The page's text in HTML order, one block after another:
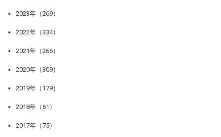
2023年（269）
2022年（334）
2021年（266）
2020年（309）
2019年（179）
2018年（61）
2017年（75）